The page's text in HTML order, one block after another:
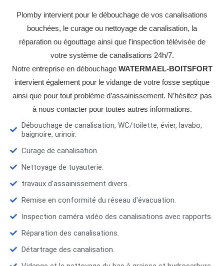
Plomby intervient pour le débouchage de vos canalisations
bouchées, le curage ou nettoyage de canalisation, la
réparation ou égouttage ainsi que l’inspection télévisée de
votre système de canalisations 24h/7.
Notre entreprise en débouchage WATERMAEL-BOITSFORT
intervient également pour le vidange de votre fosse septique
ainsi que pour tout problème d’assainissement. N’hésitez pas
à nous contacter pour toutes autres informations.
Débouchage de canalisation, WC/toilette, évier, lavabo,
baignoire, urinoir.
Curage de canalisation.
Nettoyage de tuyauterie.
travaux d’assainissement divers.
Remise en conformité du réseau d'évacuation.
Inspection caméra vidéo des canalisations avec rapports.
Réparation des canalisations.
Détartrage des canalisation.